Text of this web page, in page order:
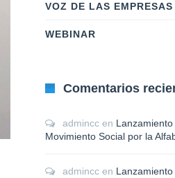
VOZ DE LAS EMPRESAS
WEBINAR
Comentarios
admincc en Lanzamiento
Movimiento Social por la
admincc en Lanzamiento